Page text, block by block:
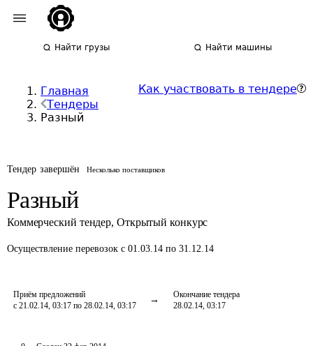
Найти грузы Найти машины
Главная
Тендеры
Разный
Как участвовать в тендере
Тендер завершён Несколько поставщиков
Разный
Коммерческий тендер, Открытый конкурс
Осуществление перевозок с 01.03.14 по 31.12.14
Приём предложений
с 21.02.14, 03:17 по 28.02.14, 03:17
Окончание тендера
28.02.14, 03:17